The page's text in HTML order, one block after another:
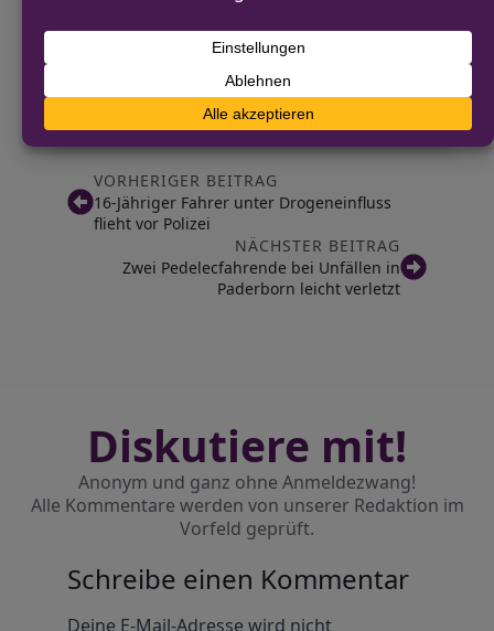
+49 (0) 231/ 56 22 47 – 1011
presse.do@polizei.bund.de
https://www.bundespolizei.de
VORHERIGER BEITRAG
16-Jähriger Fahrer unter Drogeneinfluss
flieht vor Polizei
NÄCHSTER BEITRAG
Zwei Pedelecfahrende bei Unfällen in
Paderborn leicht verletzt
Diskutiere mit!
Anonym und ganz ohne Anmeldezwang!
Alle Kommentare werden von unserer Redaktion im
Vorfeld geprüft.
Schreibe einen Kommentar
Deine E-Mail-Adresse wird nicht